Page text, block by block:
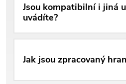
Jsou kompatibilní i jiná
uvádíte?
Jak jsou zpracovaný